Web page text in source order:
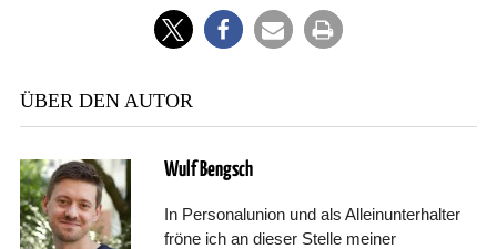
ÜBER DEN AUTOR
Wulf Bengsch
In Personalunion und als Alleinunterhalter
fröne ich an dieser Stelle meiner